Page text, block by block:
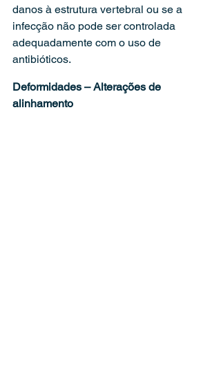
danos à estrutura vertebral ou se a
infecção não pode ser controlada
adequadamente com o uso de
antibióticos.
Deformidades – Alterações de
alinhamento